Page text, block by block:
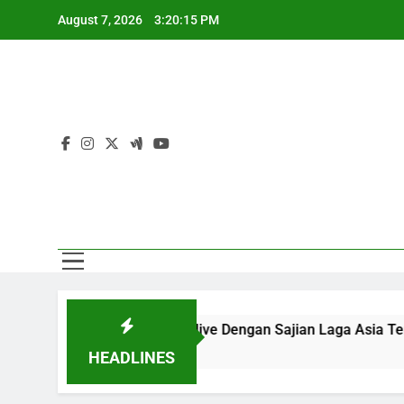
August 7, 2026 3:20:16 PM
HEADLINES
Jalalive Dengan Sajian Laga Asia Tenggara